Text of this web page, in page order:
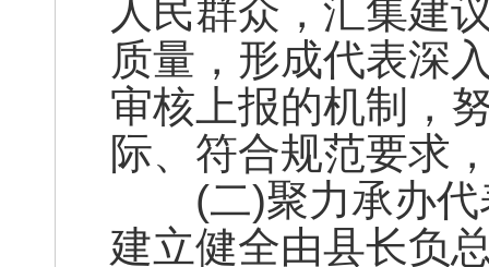
人民群众，汇集建
质量，形成代表深
审核上报的机制，
际、符合规范要求
(二)聚力承办代
建立健全由县长负